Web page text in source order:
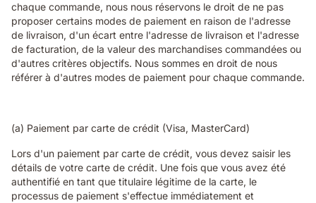
chaque commande, nous nous réservons le droit de ne pas
proposer certains modes de paiement en raison de l'adresse
de livraison, d'un écart entre l'adresse de livraison et l'adresse
de facturation, de la valeur des marchandises commandées ou
d'autres critères objectifs. Nous sommes en droit de nous
référer à d'autres modes de paiement pour chaque commande.
(a) Paiement par carte de crédit (Visa, MasterCard)
Lors d'un paiement par carte de crédit, vous devez saisir les
détails de votre carte de crédit. Une fois que vous avez été
authentifié en tant que titulaire légitime de la carte, le
processus de paiement s'effectue immédiatement et